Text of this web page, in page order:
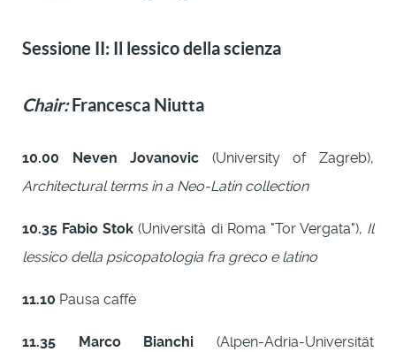
Sessione II: Il lessico della scienza
Chair: Francesca Niutta
10.00 Neven Jovanovic (University of Zagreb),
Architectural terms in a Neo-Latin collection
10.35 Fabio Stok (Università di Roma "Tor Vergata"), Il
lessico della psicopatologia fra greco e latino
11.10 Pausa caffè
11.35 Marco Bianchi (Alpen-Adria-Universität